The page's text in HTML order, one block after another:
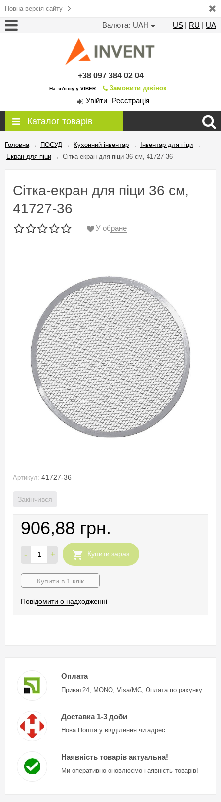
Повна версія сайту
Валюта: UAH US | RU | UA
+38 097 384 02 04
На зв'язку у VIBER Замовити дзвінок
Увійти Реєстрація
Каталог товарів
Головна → ПОСУД → Кухонний інвентар → Інвентар для піци →
Екран для піци → Сітка-екран для піци 36 см, 41727-36
Сітка-екран для піци 36 см,
41727-36
У обране
Артикул: 41727-36
Закінчився
906,88 грн.
- + Купити зараз
Купити в 1 клік
Повідомити о надходженні
Оплата
Приват24, MONO, Visa/MC, Оплата по рахунку
Доставка 1-3 доби
Нова Пошта у відділення чи адрес
Наявність товарів актуальна!
Ми оперативно оновлюємо наявність товарів!